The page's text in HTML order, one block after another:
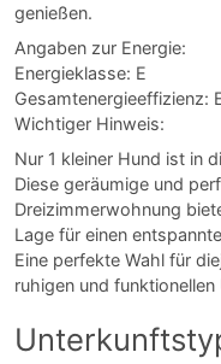
genießen.
Angaben zur Energie:
Energieklasse: E
Gesamtenergieeffizienz:
Wichtiger Hinweis:
Nur 1 kleiner Hund ist in
Diese geräumige und
Dreizimmerwohnung
Lage für einen
Eine perfekte Wahl für
ruhigen und